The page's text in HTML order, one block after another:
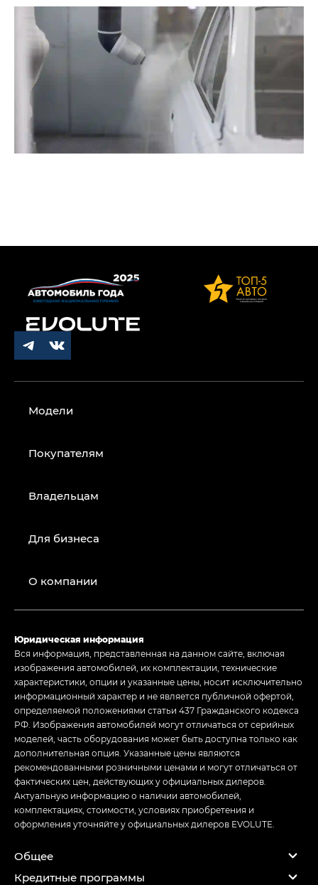
Модели
Покупателям
Владельцам
Для бизнеса
О компании
Юридическая информация
Вся информация, представленная на данном сайте, включая
изображения автомобилей, их комплектации, технические
характеристики, опции и указанные цены, носит исключительно
информационный характер и не является публичной офертой,
определяемой положениями статьи 437 Гражданского кодекса
РФ. Изображения автомобилей могут отличаться от серийных
моделей, часть оборудования может быть доступна только как
дополнительная опция. Указанные цены являются
рекомендованными розничными ценами и могут отличаться от
фактических цен, действующих у официальных дилеров.
Актуальную информацию о наличии автомобилей,
комплектациях, стоимости, условиях приобретения и
оформления уточняйте у официальных дилеров EVOLUTE.
Общее
Кредитные программы